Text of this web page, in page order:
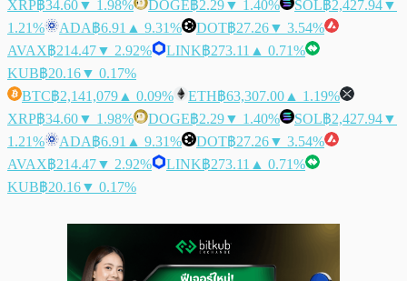
XRP฿34.60▼ 1.98% DOGE฿2.29▼ 1.40% SOL฿2,427.94▼
1.21%
ADA฿6.91 ▲ 9.31% DOT฿27.26▼ 3.54%
AVAX฿214.47▼ 2.92% LINK฿273.11 ▲ 0.71%
KUB฿20.16▼ 0.17%
BTC฿2,141,079 ▲ 0.09% ETH฿63,307.00 ▲ 1.19%
XRP฿34.60▼ 1.98% DOGE฿2.29▼ 1.40% SOL฿2,427.94▼
1.21%
ADA฿6.91 ▲ 9.31% DOT฿27.26▼ 3.54%
AVAX฿214.47▼ 2.92% LINK฿273.11 ▲ 0.71%
KUB฿20.16▼ 0.17%